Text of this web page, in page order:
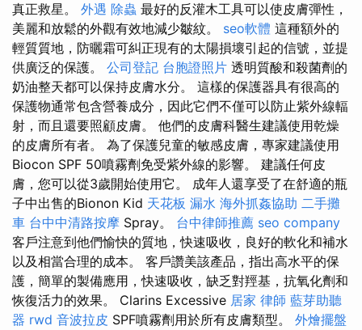
真正救星。 外遇 除蟲 最好的反灌木工具可以使皮膚彈性，
美麗和放鬆的外觀有效地減少皺紋。 seo軟體 這種額外的
輕質質地，防曬霜可糾正現有的太陽損壞引起的信號，並提
供廣泛的保護。 公司登記 台胞證照片 透明質酸和殺菌劑的
奶油整天都可以保持皮膚水分。 這樣的保護器具有很高的
保護物通常包含營養成分，因此它們不僅可以防止紫外線輻
射，而且還要照顧皮膚。 他們的皮膚科醫生建議使用乾燥
的皮膚所有者。 為了保護兒童的敏感皮膚，專家建議使用
Biocon SPF 50噴霧劑免受紫外線的影響。 建議任何皮
膚，您可以從3歲開始使用它。 成年人還享受了在舒適的瓶
子中出售的Bionon Kid 天花板 漏水 海外抓姦協助 二手攤
車 台中中清路按摩 Spray。 台中律師推薦 seo company
客戶注意到他們愉快的質地，快速吸收，良好的軟化和補水
以及相當合理的成本。 客戶讚美該產品，指出高水平的保
護，簡單的製備應用，快速吸收，缺乏對羥基，抗氧化劑和
恢復活力的效果。 Clarins Excessive 居家 律師 藍芽助聽
器 rwd 音波拉皮 SPF噴霧劑用於所有皮膚類型。 外燴擺盤